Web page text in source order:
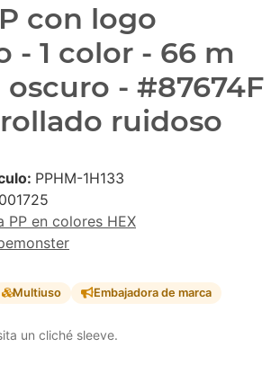
con logo
- 1 color - 66 m
- #87674F
ruidoso
PPHM-1H133
PP en colores HEX
Multiuso Embajadora de marca
un cliché sleeve.